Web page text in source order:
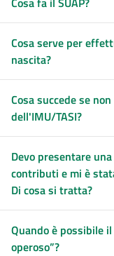
Cosa serve per
nascita?
Cosa succede se
dell'IMU/TASI?
Devo presentare
contributi e mi è
Di cosa si tratta?
Quando è possibile
operoso”?